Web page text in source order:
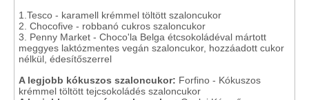
1.Tesco - karamell krémmel töltött szaloncukor
2. Chocofive - robbanó cukros szaloncukor
3. Penny Market - Choco'la Belga étcsokoládéval mártott
meggyes laktózmentes vegán szaloncukor, hozzáadott cukor
nélkül, édesítőszerrel
A legjobb kókuszos szaloncukor: Forfino - Kókuszos
krémmel töltött tejcsokoládés szaloncukor